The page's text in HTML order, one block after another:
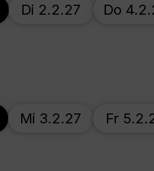
Di 2.2.27 Do
Mi 3.2.27 Fr